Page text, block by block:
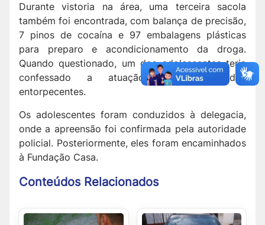
Durante vistoria na área, uma terceira sacola
também foi encontrada, com balança de precisão,
7 pinos de cocaína e 97 embalagens plásticas
para preparo e acondicionamento da droga.
Quando questionado, um dos adolescentes teria
confessado a atuação na venda dos
entorpecentes.
Os adolescentes foram conduzidos à delegacia,
onde a apreensão foi confirmada pela autoridade
policial. Posteriormente, eles foram encaminhados
à Fundação Casa.
Conteúdos Relacionados